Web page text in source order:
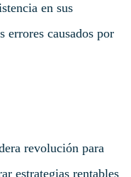
en sus
errores causados por
revolución para
estrategias rentables